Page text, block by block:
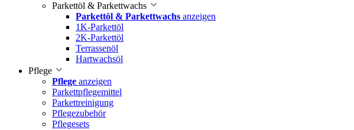
Parkettöl & Parkettwachs
Parkettöl & Parkettwachs anzeigen
1K-Parkettöl
2K-Parkettöl
Terrassenöl
Hartwachsöl
Pflege
Pflege anzeigen
Parkettpflegemittel
Parkettreinigung
Pflegezubehör
Pflegesets